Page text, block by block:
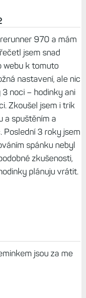
970 a mám
jsem snad
webu k tomuto
nastavení, ale nic
noci – hodinky ani
Zkoušel jsem i trik
a spuštěním a
Poslední 3 roky jsem
spánku nebyl
zkušenosti,
plánuju vrátit.
jsou za me